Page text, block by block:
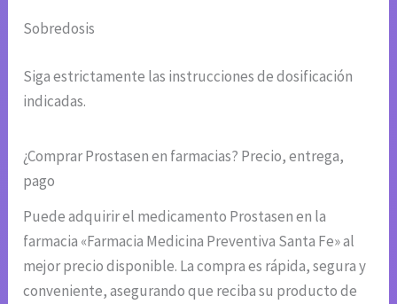
Sobredosis
Siga estrictamente las instrucciones de dosificación
indicadas.
¿Comprar Prostasen en farmacias? Precio, entrega,
pago
Puede adquirir el medicamento Prostasen en la
farmacia «Farmacia Medicina Preventiva Santa Fe» al
mejor precio disponible. La compra es rápida, segura y
conveniente, asegurando que reciba su producto de